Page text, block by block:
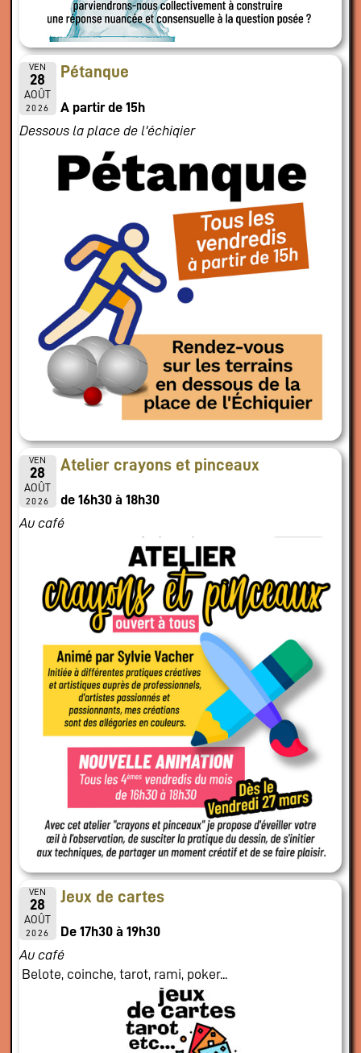
VEN
28
AOÛT
2026
Pétanque
A partir de 15h
Dessous la place de l'échiqier
VEN
28
AOÛT
2026
Atelier crayons et pinceaux
de 16h30 à 18h30
Au café
VEN
28
AOÛT
2026
Jeux de cartes
De 17h30 à 19h30
Au café
Belote, coinche, tarot, rami, poker...